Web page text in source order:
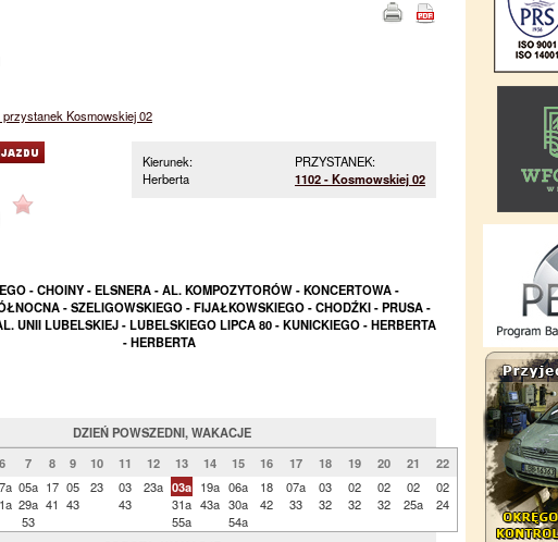
przystanek Kosmowskiej 02
PRZYSTANEK:
1102 - Kosmowskiej 02
Kierunek:
Herberta
- CHOINY - ELSNERA - AL. KOMPOZYTORÓW - KONCERTOWA -
- SZELIGOWSKIEGO - FIJAŁKOWSKIEGO - CHODŹKI - PRUSA -
UNII LUBELSKIEJ - LUBELSKIEGO LIPCA 80 - KUNICKIEGO - HERBERTA
- HERBERTA
DZIEŃ POWSZEDNI, WAKACJE
6 7 8 9 10 11 12 13 14 15 16 17 18 19 20 21
22
05a
29a
53
17
41
05
43
23
03
43
23a 03a
31a
55a
19a
43a
06a
30a
54a
18
42
07a
33
03
32
02
32
02
32
02
25a
02
24